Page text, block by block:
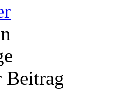
Beitrag